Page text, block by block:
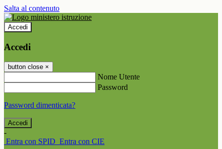
Salta al contenuto
Accedi
Accedi
button close ×
Nome Utente
Password
Password dimenticata?
-
Entra con SPID Entra con CIE